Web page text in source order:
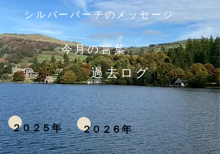
シルバーバーチのメッセージ
​今月の言葉
​過去ログ
２０２５年 ​２０２６年